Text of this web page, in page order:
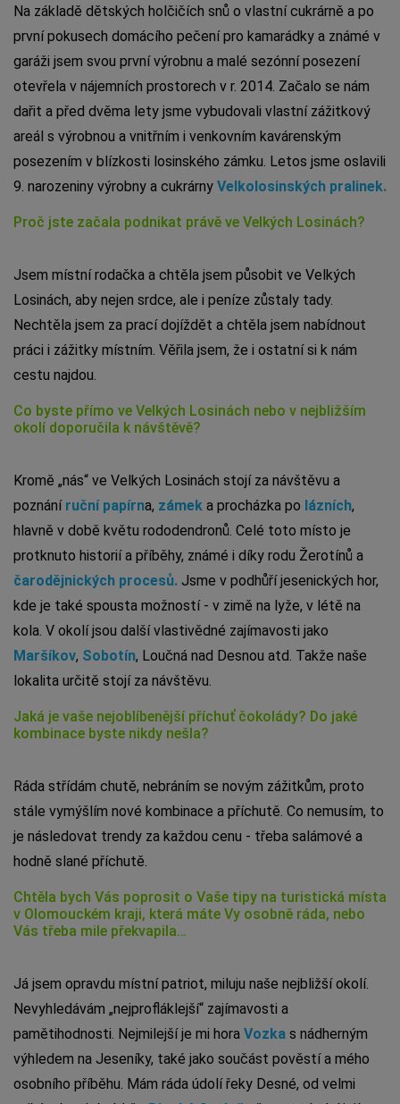
Na základě dětských holčičích snů o vlastní cukrárně a po
první pokusech domácího pečení pro kamarádky a známé v
garáži jsem svou první výrobnu a malé sezónní posezení
otevřela v nájemních prostorech v r. 2014. Začalo se nám
dařit a před dvěma lety jsme vybudovali vlastní zážitkový
areál s výrobnou a vnitřním i venkovním kavárenským
posezením v blízkosti losinského zámku. Letos jsme oslavili
9. narozeniny výrobny a cukrárny Velkolosinských pralinek.
Proč jste začala podnikat právě ve Velkých Losinách?
Jsem místní rodačka a chtěla jsem působit ve Velkých
Losinách, aby nejen srdce, ale i peníze zůstaly tady.
Nechtěla jsem za prací dojíždět a chtěla jsem nabídnout
práci i zážitky místním. Věřila jsem, že i ostatní si k nám
cestu najdou.
Co byste přímo ve Velkých Losinách nebo v nejbližším
okolí doporučila k návštěvě?
Kromě „nás“ ve Velkých Losinách stojí za návštěvu a
poznání ruční papírna, zámek a procházka po lázních,
hlavně v době květu rododendronů. Celé toto místo je
protknuto historií a příběhy, známé i díky rodu Žerotínů a
čarodějnických procesů. Jsme v podhůří jesenických hor,
kde je také spousta možností - v zimě na lyže, v létě na
kola. V okolí jsou další vlastivědné zajímavosti jako
Maršíkov, Sobotín, Loučná nad Desnou atd. Takže naše
lokalita určitě stojí za návštěvu.
Jaká je vaše nejoblíbenější příchuť čokolády? Do jaké
kombinace byste nikdy nešla?
Ráda střídám chutě, nebráním se novým zážitkům, proto
stále vymýšlím nové kombinace a příchutě. Co nemusím, to
je následovat trendy za každou cenu - třeba salámové a
hodně slané příchutě.
Chtěla bych Vás poprosit o Vaše tipy na turistická místa
v Olomouckém kraji, která máte Vy osobně ráda, nebo
Vás třeba mile překvapila…
Já jsem opravdu místní patriot, miluju naše nejbližší okolí.
Nevyhledávám „nejprofláklejší“ zajímavosti a
pamětihodnosti. Nejmilejší je mi hora Vozka s nádherným
výhledem na Jeseníky, také jako součást pověstí a mého
osobního příběhu. Mám ráda údolí řeky Desné, od velmi